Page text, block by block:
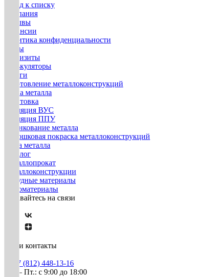
Назад к списку
Компания
Отзывы
Вакансии
Политика конфиденциальности
Госты
Реквизиты
Калькуляторы
Услуги
Изготовление металлоконструкций
Гибка металла
Грунтовка
Изоляция ВУС
Изоляция ППУ
Оцинкование металла
Порошковая покраска металлоконструкций
Резка металла
Каталог
Металлопрокат
Металлоконструкции
Нерудные материалы
Пиломатериалы
Оставайтесь на связи
Наши контакты
+7 (812) 448-13-16
Пн. – Пт.: с 9:00 до 18:00